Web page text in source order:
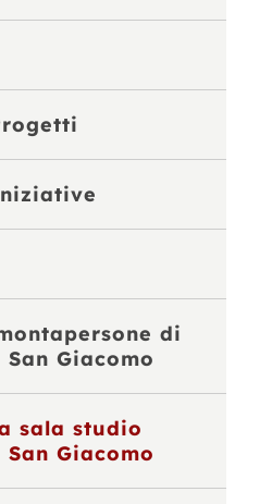
di
San Giacomo
sala studio
San Giacomo